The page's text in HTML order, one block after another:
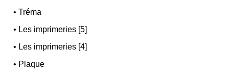
•Tréma
• Les imprimeries [5]
• Les imprimeries [4]
• Plaque